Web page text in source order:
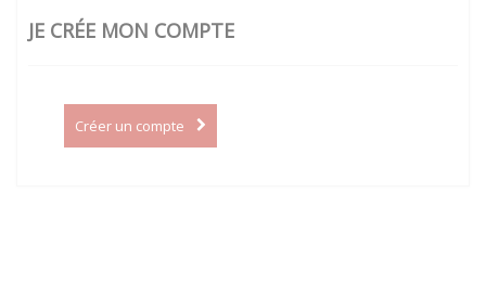
JE CRÉE MON COMPTE
Créer un compte